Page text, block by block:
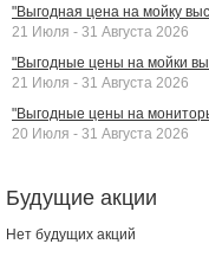
"Выгодная цена на мойку
21 Июля - 31 Августа 2026
"Выгодные цены на мойки
21 Июля - 31 Августа 2026
"Выгодные цены на
20 Июля - 31 Августа 2026
Будущие акции
Нет будущих акций